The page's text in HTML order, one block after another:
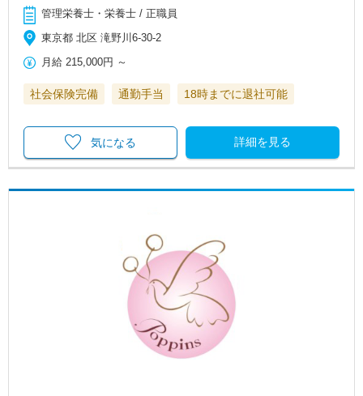
管理栄養士・栄養士 / 正職員
東京都 北区 滝野川6-30-2
月給 215,000円 ～
社会保険完備 通勤手当 18時までに退社可能
詳細を見る
気になる